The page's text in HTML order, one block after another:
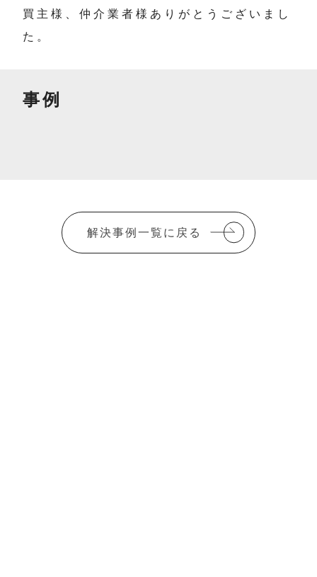
買主様、仲介業者様ありがとうございまし
た。
事例
解決事例一覧に戻る